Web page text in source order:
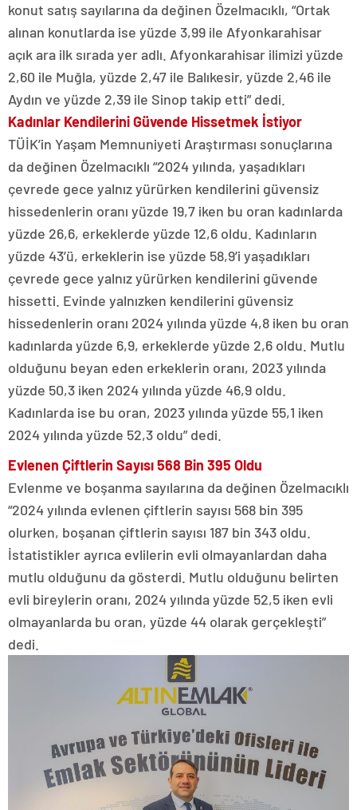
konut satış sayılarına da değinen Özelmacıklı, “Ortak
alınan konutlarda ise yüzde 3,99 ile Afyonkarahisar
açık ara ilk sırada yer adlı. Afyonkarahisar ilimizi yüzde
2,60 ile Muğla, yüzde 2,47 ile Balıkesir, yüzde 2,46 ile
Aydın ve yüzde 2,39 ile Sinop takip etti” dedi.
Kadınlar Kendilerini Güvende Hissetmek İstiyor
TÜİK’in Yaşam Memnuniyeti Araştırması sonuçlarına
da değinen Özelmacıklı “2024 yılında, yaşadıkları
çevrede gece yalnız yürürken kendilerini güvensiz
hissedenlerin oranı yüzde 19,7 iken bu oran kadınlarda
yüzde 26,6, erkeklerde yüzde 12,6 oldu. Kadınların
yüzde 43’ü, erkeklerin ise yüzde 58,9’i yaşadıkları
çevrede gece yalnız yürürken kendilerini güvende
hissetti. Evinde yalnızken kendilerini güvensiz
hissedenlerin oranı 2024 yılında yüzde 4,8 iken bu oran
kadınlarda yüzde 6,9, erkeklerde yüzde 2,6 oldu. Mutlu
olduğunu beyan eden erkeklerin oranı, 2023 yılında
yüzde 50,3 iken 2024 yılında yüzde 46,9 oldu.
Kadınlarda ise bu oran, 2023 yılında yüzde 55,1 iken
2024 yılında yüzde 52,3 oldu” dedi.
Evlenen Çiftlerin Sayısı 568 Bin 395 Oldu
Evlenme ve boşanma sayılarına da değinen Özelmacıklı
“2024 yılında evlenen çiftlerin sayısı 568 bin 395
olurken, boşanan çiftlerin sayısı 187 bin 343 oldu.
İstatistikler ayrıca evlilerin evli olmayanlardan daha
mutlu olduğunu da gösterdi. Mutlu olduğunu belirten
evli bireylerin oranı, 2024 yılında yüzde 52,5 iken evli
olmayanlarda bu oran, yüzde 44 olarak gerçekleşti”
dedi.